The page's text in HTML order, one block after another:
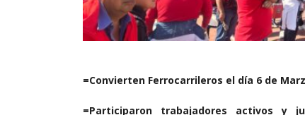
=Convierten Ferrocarrileros el día 6 de
=Participaron trabajadores activos y